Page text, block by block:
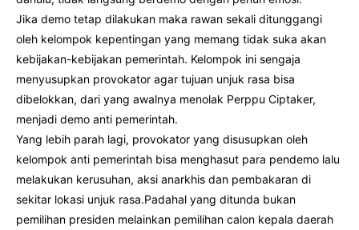
Jika demo tetap dilakukan maka rawan sekali ditunggangi
oleh kelompok kepentingan yang memang tidak suka akan
kebijakan-kebijakan pemerintah. Kelompok ini sengaja
menyusupkan provokator agar tujuan unjuk rasa bisa
dibelokkan, dari yang awalnya menolak Perppu Ciptaker,
menjadi demo anti pemerintah.
Yang lebih parah lagi, provokator yang disusupkan oleh
kelompok anti pemerintah bisa menghasut para pendemo lalu
melakukan kerusuhan, aksi anarkhis dan pembakaran di
sekitar lokasi unjuk rasa.Padahal yang ditunda bukan
pemilihan presiden melainkan pemilihan calon kepala daerah